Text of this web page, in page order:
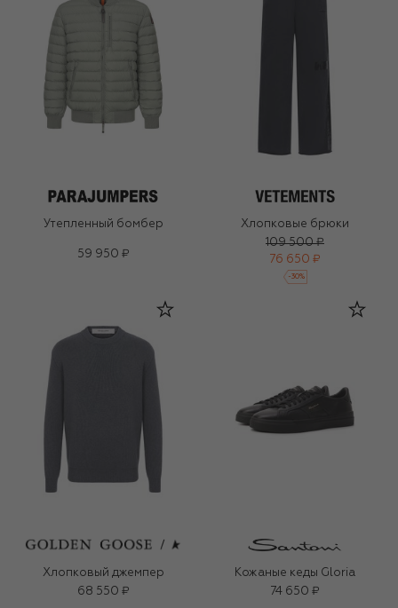
Утепленный бомбер
59 950 ₽
Хлопковые брюки
109 500 ₽
76 650 ₽
-30%
Хлопковый джемпер
68 550 ₽
Кожаные кеды Gloria
74 650 ₽